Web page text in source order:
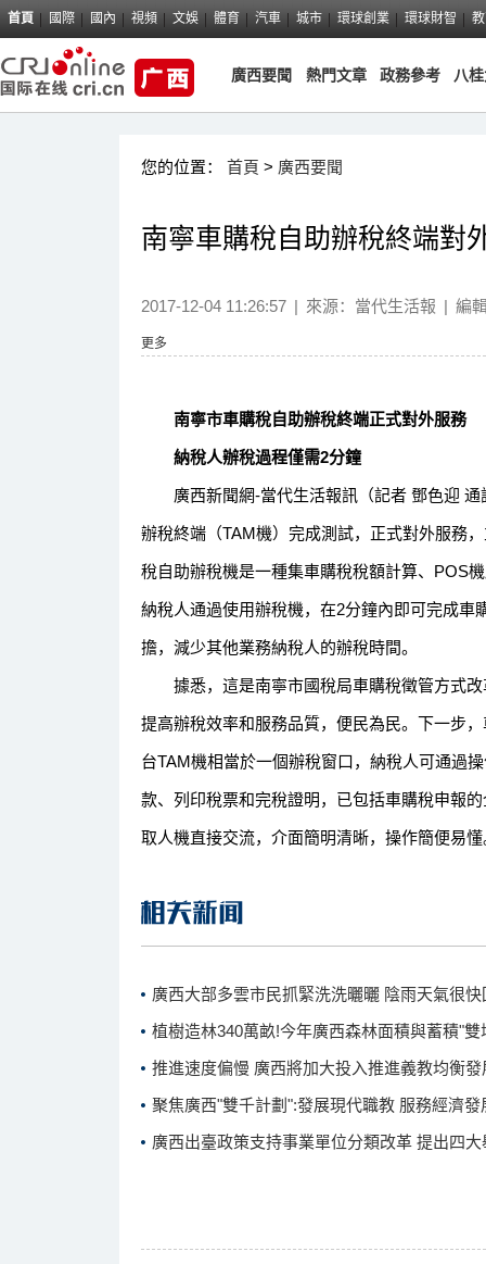
首頁 國際 國內 視頻 文娛 體育 汽車 城市 環球創業 環球財智
廣西要聞 熱門文章 政務參考 八
您的位置： 首頁 > 廣西要聞
南寧車購稅自助辦稅終端對
2017-12-04 11:26:57 | 來源： 當代生活報 | 編
更多
南寧市車購稅自助辦稅終端正式對外服務
納稅人辦稅過程僅需2分鐘
廣西新聞網-當代生活報訊（記者 鄧色迎 通
辦稅終端（TAM機）完成測試，正式對外服務
稅自助辦稅機是一種集車購稅稅額計算、POS
納稅人通過使用辦稅機，在2分鐘內即可完成
擔，減少其他業務納稅人的辦稅時間。
據悉，這是南寧市國稅局車購稅徵管方式改
提高辦稅效率和服務品質，便民為民。下一步
台TAM機相當於一個辦稅窗口，納稅人可通過
款、列印稅票和完稅證明，已包括車購稅申報
取人機直接交流，介面簡明清晰，操作簡便易
廣西大部多雲市民抓緊洗洗曬曬 陰雨天氣很快
植樹造林340萬畝!今年廣西森林面積與蓄積"雙
推進速度偏慢 廣西將加大投入推進義教均衡發
聚焦廣西"雙千計劃":發展現代職教 服務經濟發
廣西出臺政策支持事業單位分類改革 提出四大